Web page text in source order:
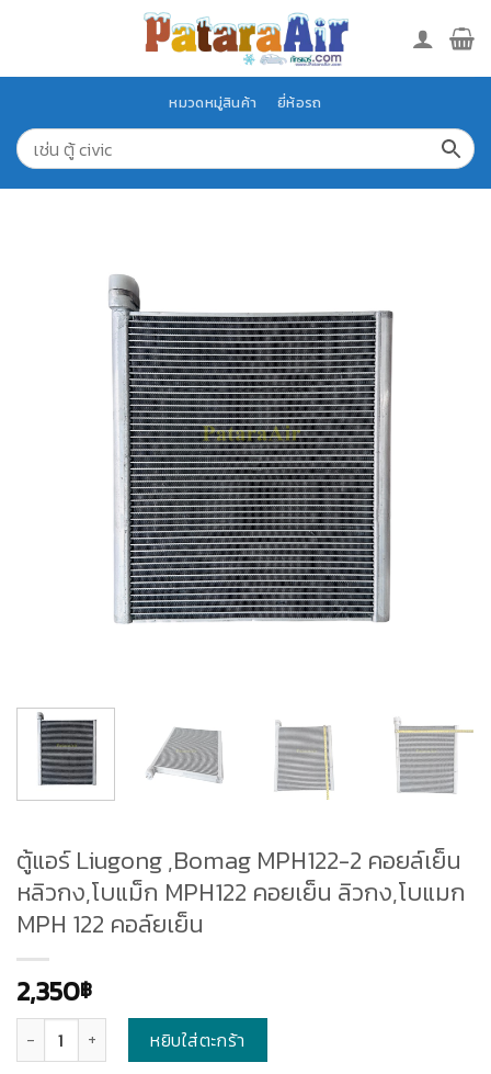
หมวดหมู่สินค้า ยี่ห้อรถ
ตู้แอร์ Liugong ,Bomag MPH122-2 คอยล์เย็น
หลิวกง,โบแม็ก MPH122 คอยเย็น ลิวกง,โบแมก
MPH 122 คอล์ยเย็น
2,350฿
หยิบใส่ตะกร้า